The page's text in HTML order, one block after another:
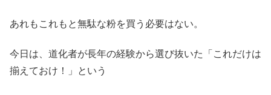
あれもこれもと無駄な粉を買う必要はない。
今日は、道化者が長年の経験から選び抜いた「これだけは
揃えておけ！」という